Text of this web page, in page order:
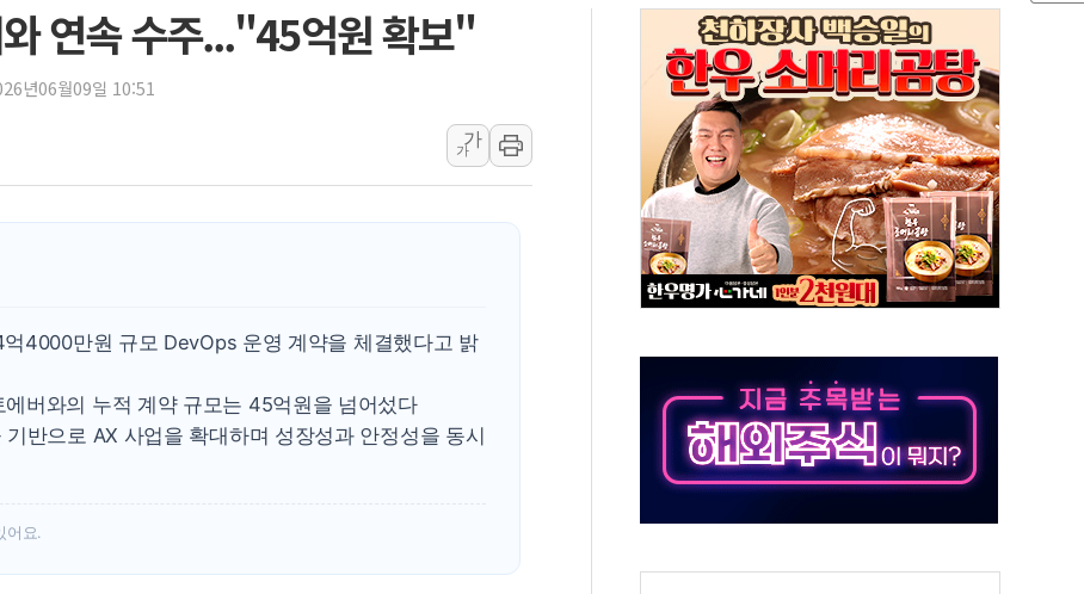
[속보] 민주, 제주·인천 경선 결과 발표...김민석 47.75% 정청래 42.08%
[속보] 민주, 인천 경선 결과 발표...김민석 45.09% 정청래 43.27% 송영길 11.63%
[속보] 민주, 제주 경선 결과 발표...김민석 52.64% 정청래 39.89% 송영길 7.47%
이번주 국내 주요 금융일정(8.10~8.14)
美, 이란전 출구전략 만지작…공습 한계·탄약 부족 현실화
강릉·동해·삼척 시간당 최대 50㎜ 폭우…강원 동해안 강한 비 이어져
폐기물 수거하다 참변…60대 환경미화원 수거차에 치여 사망
서울 중랑구 주택가서 흉기 난동…60대 남성 2명 숨져
李대통령 "결혼 때문에 손해 보는 일 없게"…'결혼 페널티' 22개 과제 손본다
여수 오동도 인근 해상서 모터보트 전복…1명 사망·1명 실종
인천 선재도 갯벌서 해루질 중 실종 60대 나흘만에 숨진 채 발견
인천서 말다툼 중 어머니 흉기 살해 10대 아들 체포
'화합' 꺼낸 김민석에 '뻔뻔' 받아친 정청래…제주 연설서 신경전 고조
연속 수주..."45억원 확보"
년06월09일 10:51
가
가
4000만원 규모 DevOps 운영 계약을 체결했다고 밝
버와의 누적 계약 규모는 45억원을 넘어섰다
반으로 AX 사업을 확대하며 성장성과 안정성을 동시
어요.